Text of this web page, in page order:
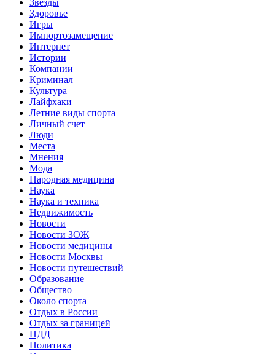
Здоровье
Игры
Импортозамещение
Интернет
Истории
Компании
Криминал
Культура
Лайфхаки
Летние виды спорта
Личный счет
Люди
Места
Мнения
Мода
Народная медицина
Наука
Наука и техника
Недвижимость
Новости
Новости ЗОЖ
Новости медицины
Новости Москвы
Новости путешествий
Образование
Общество
Около спорта
Отдых в России
Отдых за границей
ПДД
Политика